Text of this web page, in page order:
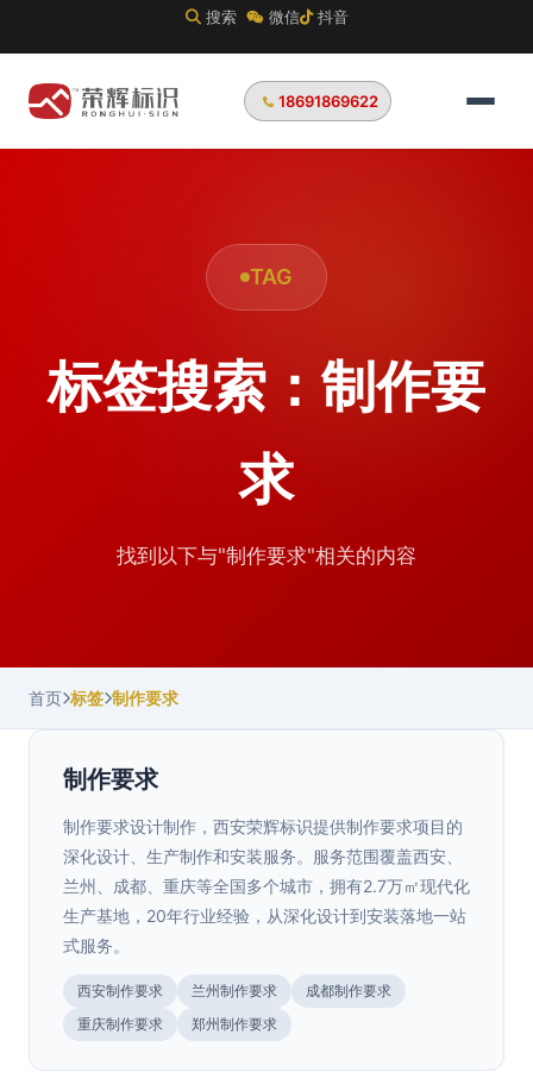
搜索 微信 抖音
18691869622
TAG
标签搜索：制作要
求
找到以下与"制作要求"相关的内容
首页 标签 制作要求
制作要求
制作要求设计制作，西安荣辉标识提供制作要求项目的
深化设计、生产制作和安装服务。服务范围覆盖西安、
兰州、成都、重庆等全国多个城市，拥有2.7万㎡现代化
生产基地，20年行业经验，从深化设计到安装落地一站
式服务。
西安制作要求 兰州制作要求
成都制作要求
重庆制作要求
郑州制作要求
甘肃.兰州
兰州地下车库停车场标识设计标准与规范